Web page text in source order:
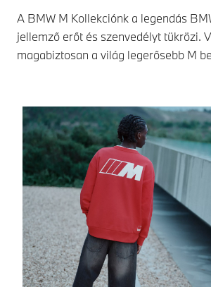
A BMW M Kollekciónk a legendás
jellemző erőt és szenvedélyt tükrözi.
magabiztosan a világ legerősebb M